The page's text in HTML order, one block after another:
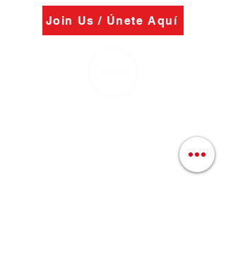
Join Us / Únete Aquí